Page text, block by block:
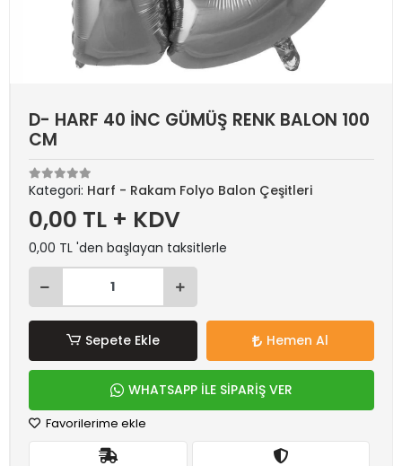
D- HARF 40 İNC GÜMÜŞ RENK BALON 100
CM
Kategori: Harf - Rakam Folyo Balon Çeşitleri
0,00 TL + KDV
0,00 TL 'den başlayan taksitlerle
Sepete Ekle Hemen Al
WHATSAPP İLE SİPARİŞ VER
Favorilerime ekle